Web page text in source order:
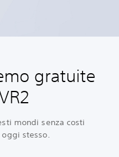
gratuite
mondi senza costi
stesso.‎